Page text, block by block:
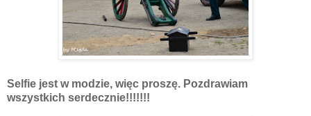
Selfie jest w modzie, więc proszę. Pozdrawiam
wszystkich serdecznie!!!!!!!